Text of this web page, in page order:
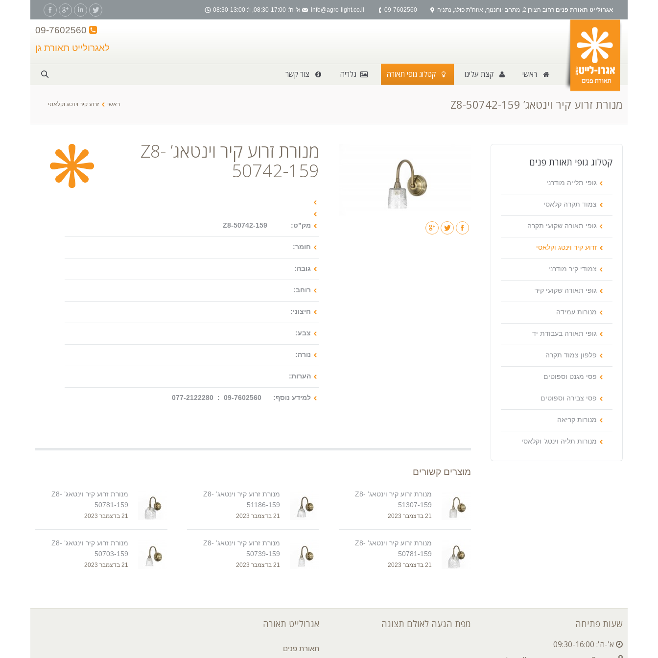
אגרולייט תאורת פנים רחוב הצורן 2, מתחם יוחננוף, אזוה''ת פולג, נתניה 09-7602560
info@agro-light.co.il א'-ה': 08:30-17:00, ו': 08:30-13:00
לאגרולייט תאורת גן
ראשי קצת עלינו קטלוג גופי תאורה גלריה צור קשר
מנורת זרוע קיר וינטאג’ Z8-50742-159 ראשי זרוע קיר וינטג וקלאסי
מנורת זרוע קיר וינטאג’ Z8-
50742-159
מק”ט: Z8-50742-159
חומר:
גובה:
רוחב:
חיצוני:
צבע:
נורה:
הערות:
למידע נוסף: 09-7602560 : 077-2122280
מוצרים קשורים
מנורת זרוע קיר וינטאג’ Z8-
51307-159
21 בדצמבר 2023
מנורת זרוע קיר וינטאג’ Z8-
51186-159
21 בדצמבר 2023
מנורת זרוע קיר וינטאג’ Z8-
50781-159
21 בדצמבר 2023
מנורת זרוע קיר וינטאג’ Z8-
50781-159
21 בדצמבר 2023
מנורת זרוע קיר וינטאג’ Z8-
50739-159
21 בדצמבר 2023
מנורת זרוע קיר וינטאג’ Z8-
50703-159
21 בדצמבר 2023
קטלוג גופי תאורת פנים
גופי תלייה מודרני
צמוד תקרה קלאסי
גופי תאורה שקועי תקרה
זרוע קיר וינטג וקלאסי
צמודי קיר מודרני
גופי תאורה שקועי קיר
מנורות עמידה
גופי תאורה בעבודת יד
פלפון צמוד תקרה
פסי מגנט וספוטים
פסי צבירה וספוטים
מנורות קריאה
מנורות תליה וינטג’ וקלאסי
שעות פתיחה
א'-ה': 09:30-16:00
מפת הגעה לאולם תצוגה אגרולייט תאורה
תאורת פנים